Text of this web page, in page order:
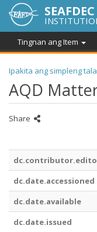
SEAFDEC
Tingnan ang Item
Ipakita ang simpleng
AQD
Share
dc.date.accessioned
dc.date.available
dc.date.issued